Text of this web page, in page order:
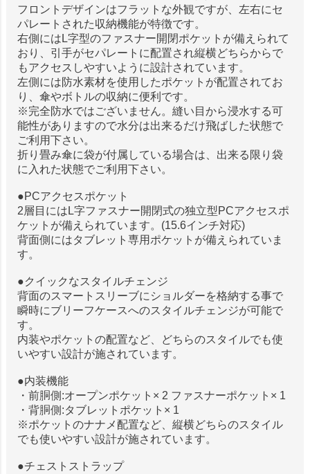
フロントデザインはフラットな外観ですが、左右にセ
パレートされた収納機能が特徴です。
右側にはL字型のファスナー開閉ポケットが備えられて
おり、引手がセパレートに配置され縦横どちらからで
もアクセスしやすいように設計されています。
左側には防水素材を使用したポケットが配置されてお
り、傘やボトルの収納に便利です。
※完全防水ではございません。縫い目から浸水する可
能性がありますので水分は出来るだけ飛ばした状態で
ご利用下さい。
折り畳み傘に袋が付属している場合は、出来る限り袋
に入れた状態でご利用下さい。
●PCアクセスポケット
2層目にはL字ファスナー開閉式の独立型PCアクセスポ
ケットが備えられています。(15.6インチ対応)
背面側にはタブレット専用ポケットが備えられていま
す。
●クイックなスタイルチェンジ
背面のスマートスリーブにショルダーを格納する事で
瞬時にブリーフケースへのスタイルチェンジが可能で
す。
内装やポケットの配置など、どちらのスタイルでも使
いやすい設計が施されています。
●内装機能
・前胴側:オープンポケット× 2 ファスナーポケット× 1
・背胴側:タブレットポケット× 1
※ポケットのナナメ配置など、縦横どちらのスタイル
でも使いやすい設計が施されています。
●チェストストラップ